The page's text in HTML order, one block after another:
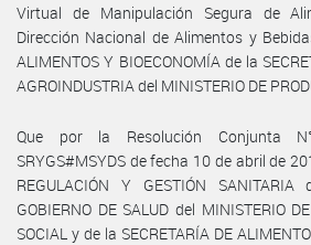
Virtual de Manipulación Segura de
Dirección Nacional de Alimentos y
ALIMENTOS Y BIOECONOMÍA de la
AGROINDUSTRIA del MINISTERIO DE
Que por la Resolución Conjunta N°
SRYGS#MSYDS de fecha 10 de abril de
REGULACIÓN Y GESTIÓN
GOBIERNO DE SALUD del MINISTERIO
SOCIAL y de la SECRETARÍA DE